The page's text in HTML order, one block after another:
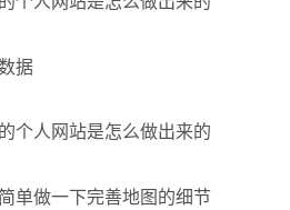
据
单做一下完善地图的细节